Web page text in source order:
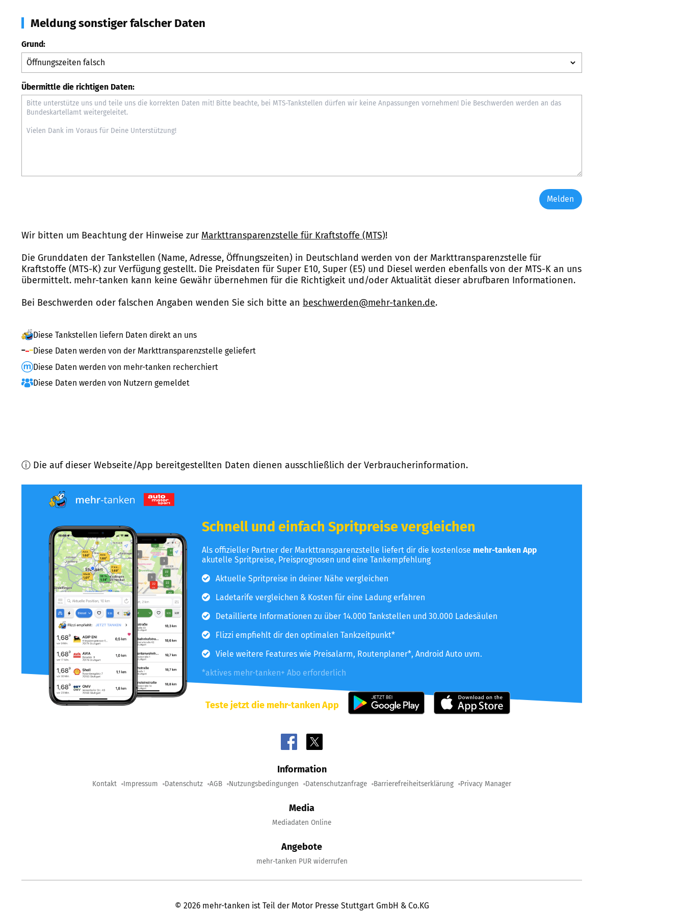
Meldung sonstiger falscher Daten
Grund:
Übermittle die richtigen Daten:
Melden
Wir bitten um Beachtung der Hinweise zur Markttransparenzstelle für Kraftstoffe (MTS)!
Die Grunddaten der Tankstellen (Name, Adresse, Öffnungszeiten) in Deutschland werden von der Markttransparenzstelle für
Kraftstoffe (MTS-K) zur Verfügung gestellt. Die Preisdaten für Super E10, Super (E5) und Diesel werden ebenfalls von der MTS-K an uns
übermittelt. mehr-tanken kann keine Gewähr übernehmen für die Richtigkeit und/oder Aktualität dieser abrufbaren Informationen.
Bei Beschwerden oder falschen Angaben wenden Sie sich bitte an beschwerden@mehr-tanken.de.
Diese Tankstellen liefern Daten direkt an uns
Diese Daten werden von der Markttransparenzstelle geliefert
Diese Daten werden von mehr-tanken recherchiert
Diese Daten werden von Nutzern gemeldet
ⓘ Die auf dieser Webseite/App bereitgestellten Daten dienen ausschließlich der Verbraucherinformation.
Schnell und einfach Spritpreise vergleichen
Als offizieller Partner der Markttransparenzstelle liefert dir die kostenlose mehr-tanken App
akutelle Spritpreise, Preisprognosen und eine Tankempfehlung
Aktuelle Spritpreise in deiner Nähe vergleichen
Ladetarife vergleichen & Kosten für eine Ladung erfahren
Detaillierte Informationen zu über 14.000 Tankstellen und 30.000 Ladesäulen
Flizzi empfiehlt dir den optimalen Tankzeitpunkt*
Viele weitere Features wie Preisalarm, Routenplaner*, Android Auto uvm.
*aktives mehr-tanken+ Abo erforderlich
Teste jetzt die mehr-tanken App
Information
Kontakt Impressum Datenschutz AGB Nutzungsbedingungen Datenschutzanfrage Barrierefreiheitserklärung Privacy Manager
Media
Mediadaten Online
Angebote
mehr-tanken PUR widerrufen
© 2026 mehr-tanken ist Teil der Motor Presse Stuttgart GmbH & Co.KG